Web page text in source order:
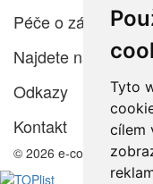
Tyto
cílem
Péče o zákazníka
Najdete nás
Odkazy
Kontakt
© 2026 e-color.cz